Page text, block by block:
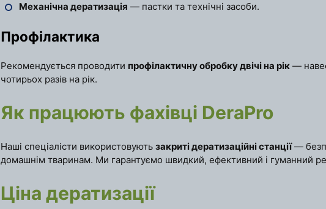
Механічна дератизація — пастки та технічні засоби.
Профілактика
Рекомендується проводити профілактичну обробку двічі на рік—
чотирьох разів на рік.
Як працюють фахівці DeraPro
Наші спеціалісти використовують закриті дератизаційні станції—
домашнім тваринам. Ми гарантуємо швидкий, ефективний і гуманний
Ціна дератизації